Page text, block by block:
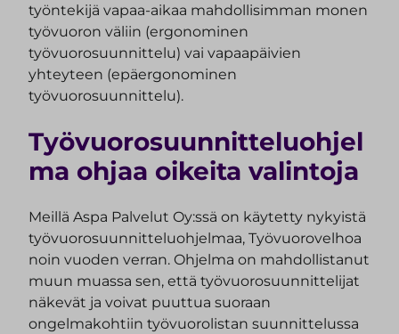
työntekijä vapaa-aikaa mahdollisimman monen
työvuoron väliin (ergonominen
työvuorosuunnittelu) vai vapaapäivien
yhteyteen (epäergonominen
työvuorosuunnittelu).
Työvuorosuunnitteluohjel
ma ohjaa oikeita valintoja
Meillä Aspa Palvelut Oy:ssä on käytetty nykyistä
työvuorosuunnitteluohjelmaa, Työvuorovelhoa
noin vuoden verran. Ohjelma on mahdollistanut
muun muassa sen, että työvuorosuunnittelijat
näkevät ja voivat puuttua suoraan
ongelmakohtiin työvuorolistan suunnittelussa